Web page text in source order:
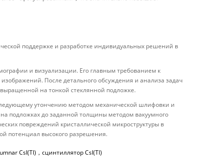
поддержке и разработке индивидуальных решений в
и визуализации. Его главным требованием к
После детального обсуждения и анализа задач
на тонкой стеклянной подложке.
утончению методом механической шлифовки и
подложках до заданной толщины методом вакуумного
повреждений кристаллической микроструктуры в
потенциал высокого разрешения.
CsI(Tl)，сцинтиллятор CsI(Tl)